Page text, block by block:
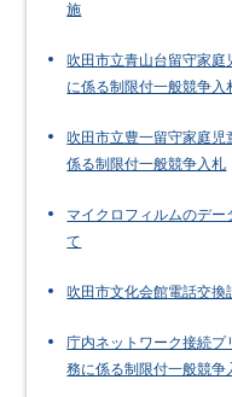
施
吹田市立青山台留守家
に係る制限付一般競争入
吹田市立豊一留守家庭
係る制限付一般競争入札
マイクロフィルムのデ
て
吹田市文化会館電話交
庁内ネットワーク接続
務に係る制限付一般競争